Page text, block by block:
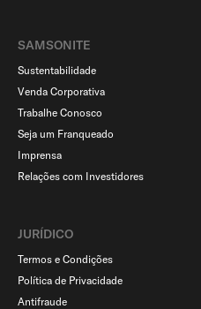
SAMSONITE
Sustentabilidade
Venda Corporativa
Trabalhe Conosco
Seja um Franqueado
Imprensa
Relações com Investidores
JURÍDICO
Termos e Condições
Política de Privacidade
Antifraude